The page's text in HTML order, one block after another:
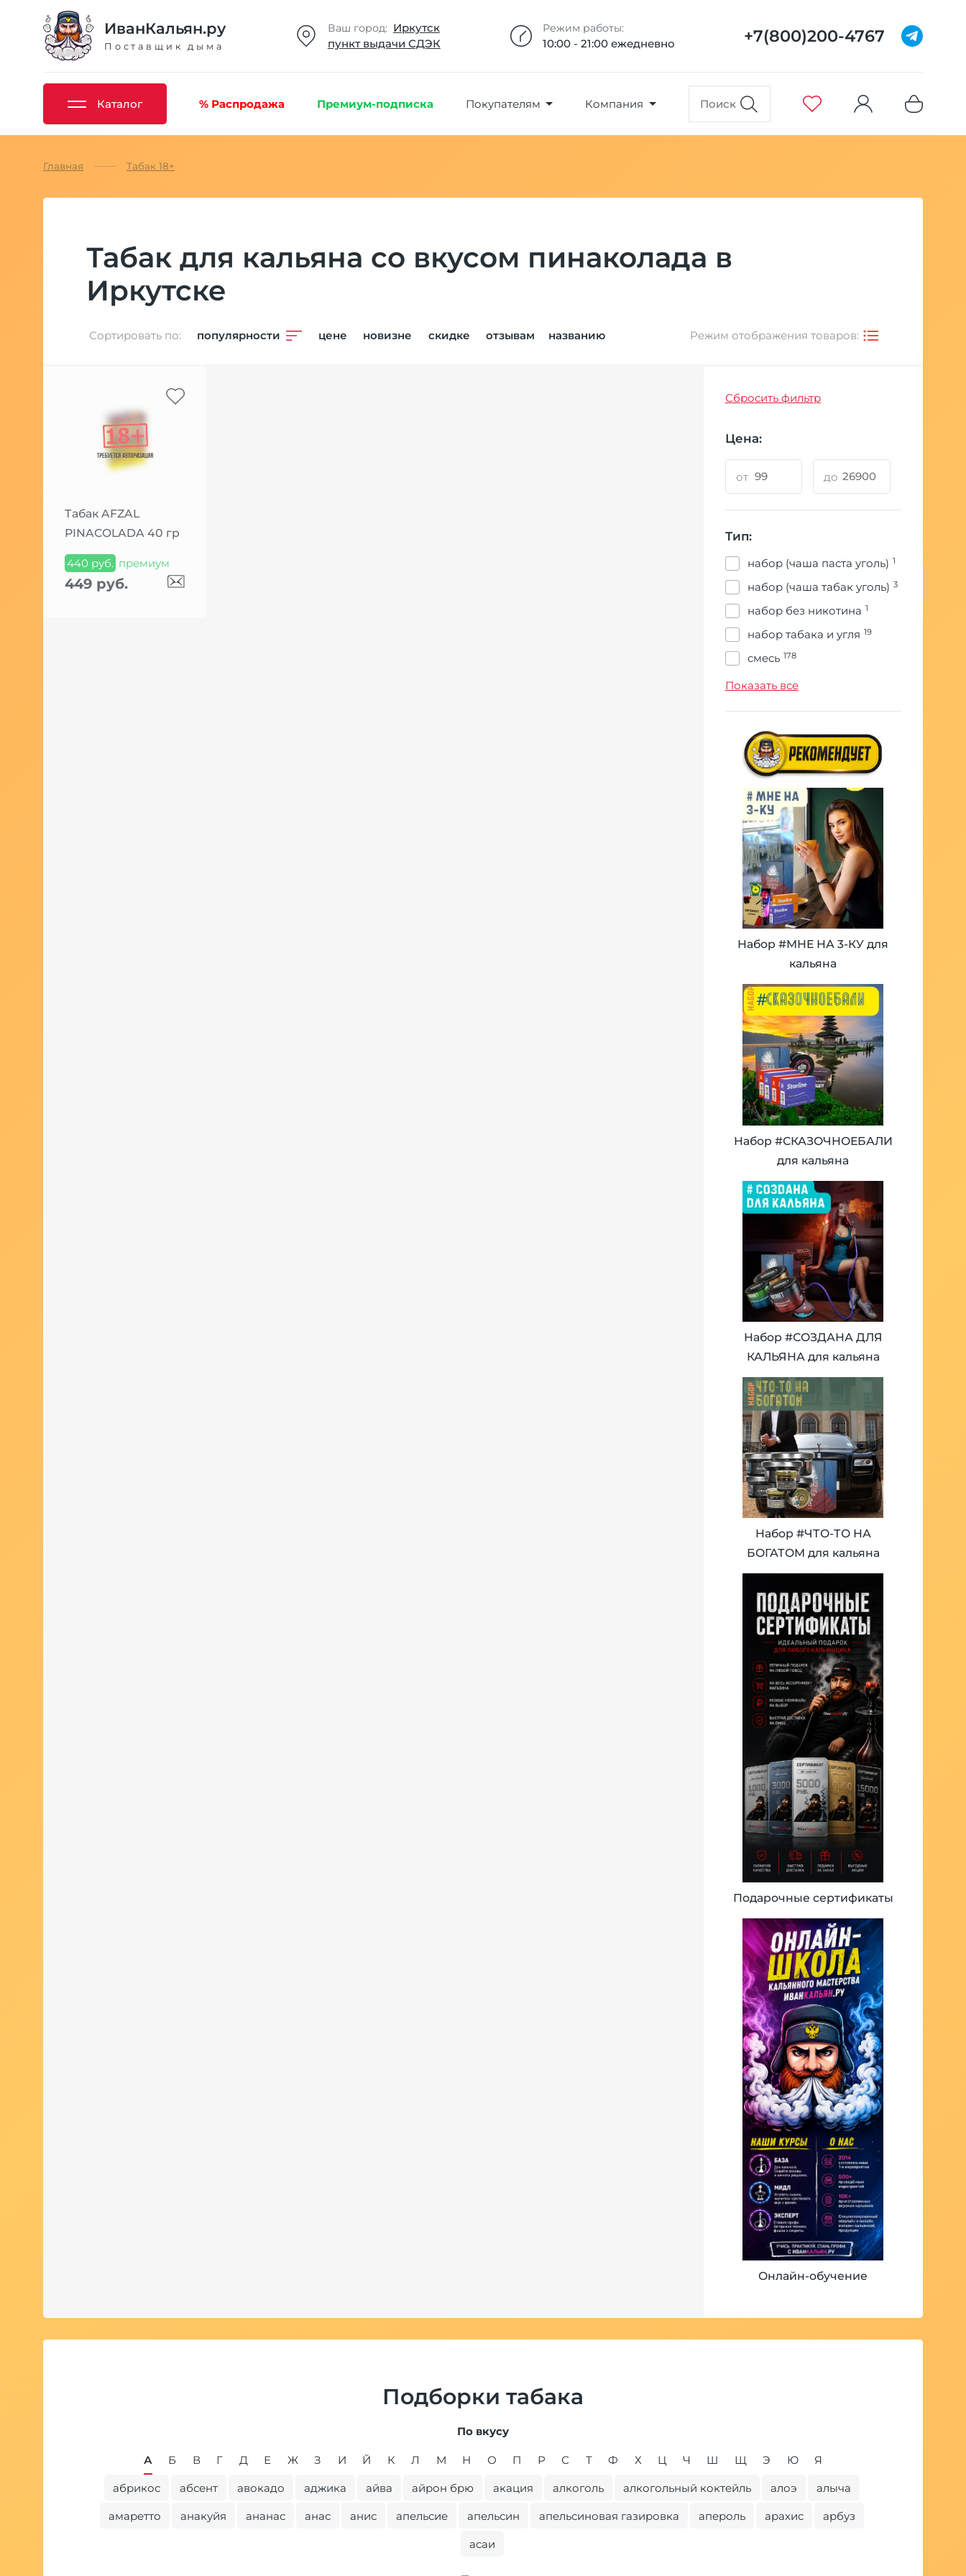
ИванКальян.ру
Поставщик дыма
Ваш город: Иркутск
пункт выдачи СДЭК
Режим работы:
10:00 - 21:00 ежедневно +7(800)200-4767
Каталог % Распродажа Премиум-подписка Покупателям Компания
Товар добавлен в избранное
Добавлено максимальное кол-во товара
Главная Табак 18+
Табак для кальяна со вкусом пинаколада в
Иркутске
Сортировать по: популярности цене новизне скидке отзывам названию Режим отображения товаров:
Табак AFZAL
PINACOLADA 40 гр
440 руб. премиум
449 руб.
Сбросить фильтр
Цена:
от до
Тип:
набор (чаша паста уголь) 1
набор (чаша табак уголь) 3
набор без никотина 1
набор табака и угля 19
смесь 178
табак
Показать все
Набор #МНЕ НА 3-КУ для
кальяна
Набор #СКАЗОЧНОЕБАЛИ
для кальяна
Набор #СОЗДАНА ДЛЯ
КАЛЬЯНА для кальяна
Набор #ЧТО-ТО НА
БОГАТОМ для кальяна
Подарочные сертификаты
Онлайн-обучение
Подборки табака
По вкусу
А Б В Г Д Е Ж З И Й К Л М Н О П Р С Т Ф Х Ц Ч Ш Щ Э Ю Я
абрикос абсент авокадо аджика айва айрон брю акация алкоголь алкогольный коктейль алоэ алыча
амаретто анакуйя ананас анас анис апельсие апельсин апельсиновая газировка апероль арахис арбуз
асаи